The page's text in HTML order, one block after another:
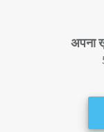
अपना